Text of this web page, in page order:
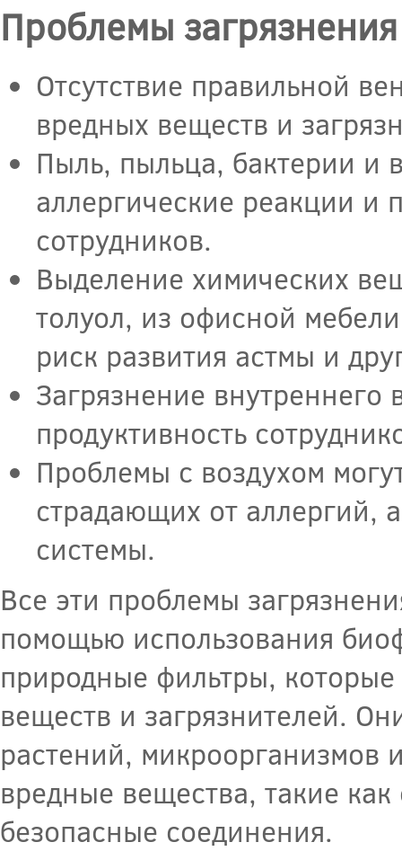
Проблемы
Отсутствие правильной
вредных веществ и
Пыль, пыльца, бактерии и
аллергические реакции и
сотрудников.
Выделение химических
толуол, из офисной
риск развития астмы и
Загрязнение
продуктивность
Проблемы с воздухом
страдающих от аллергий,
системы.
Все эти проблемы
помощью использования
природные фильтры, которые
веществ и загрязнителей.
растений, микроорганизмов
вредные вещества, такие
безопасные соединения.